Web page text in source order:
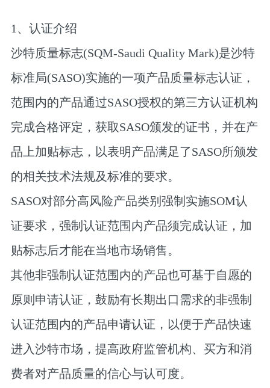
1、认证介绍
沙特质量标志(SQM-Saudi Quality Mark)是沙特
标准局(SASO)实施的一项产品质量标志认证，
范围内的产品通过SASO授权的第三方认证机构
完成合格评定，获取SASO颁发的证书，并在产
品上加贴标志，以表明产品满足了SASO所颁发
的相关技术法规及标准的要求。
SASO对部分高风险产品类别强制实施SOM认
证要求，强制认证范围内产品须完成认证，加
贴标志后才能在当地市场销售。
其他非强制认证范围内的产品也可基于自愿的
原则申请认证，鼓励有长期出口需求的非强制
认证范围内的产品申请认证，以便于产品快速
进入沙特市场，提高政府监管机构、买方和消
费者对产品质量的信心与认可度。